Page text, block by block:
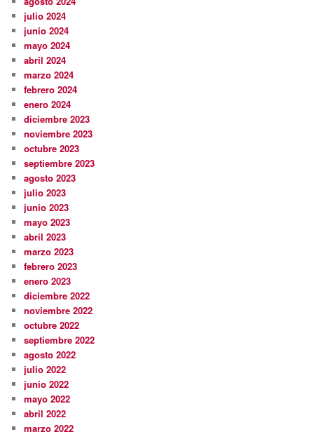
julio 2024
junio 2024
mayo 2024
abril 2024
marzo 2024
febrero 2024
enero 2024
diciembre 2023
noviembre 2023
octubre 2023
septiembre 2023
agosto 2023
julio 2023
junio 2023
mayo 2023
abril 2023
marzo 2023
febrero 2023
enero 2023
diciembre 2022
noviembre 2022
octubre 2022
septiembre 2022
agosto 2022
julio 2022
junio 2022
mayo 2022
abril 2022
marzo 2022